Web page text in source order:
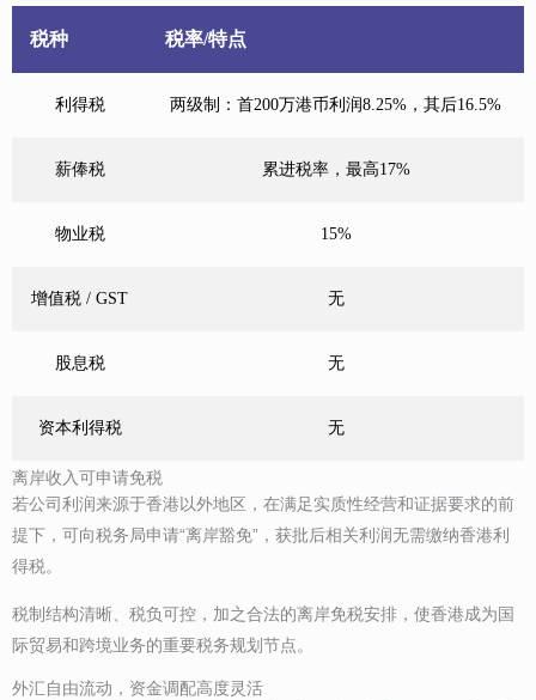
税种 税率/特点
利得税 两级制：首200万港币利润8.25%，其后16.5%
薪俸税 累进税率，最高17%
物业税 15%
增值税 / GST 无
股息税 无
资本利得税 无
离岸收入可申请免税
若公司利润来源于香港以外地区，在满足实质性经营和证据要求的前
提下，可向税务局申请“离岸豁免”，获批后相关利润无需缴纳香港利
得税。
税制结构清晰、税负可控，加之合法的离岸免税安排，使香港成为国
际贸易和跨境业务的重要税务规划节点。
外汇自由流动，资金调配高度灵活